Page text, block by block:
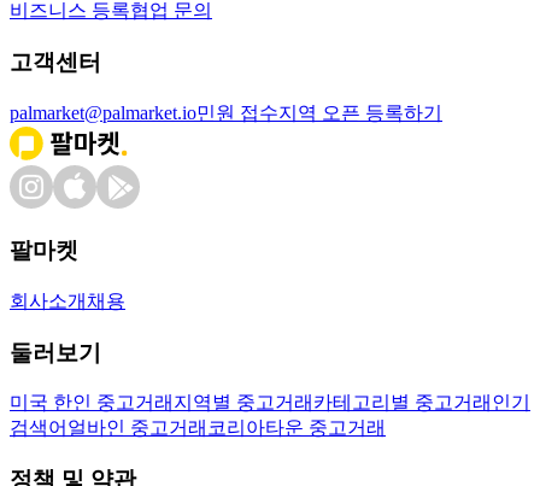
비즈니스 등록협업 문의
고객센터
palmarket@palmarket.io민원 접수지역 오픈 등록하기
팔마켓
회사소개 채용
둘러보기
미국 한인 중고거래 지역별 중고거래 카테고리별 중고거래 인기
검색어 얼바인 중고거래 코리아타운 중고거래
정책 및 약관